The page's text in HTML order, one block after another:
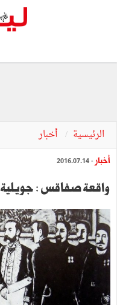
الرئيسية أخبار
أخبار - 2016.07.14
واقعة صفاقس : جويلية 1881...